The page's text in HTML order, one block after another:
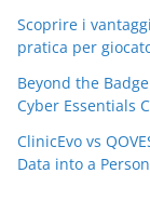
Scoprire i
pratica per
Beyond the
Cyber Essentials
ClinicEvo vs
Data into a